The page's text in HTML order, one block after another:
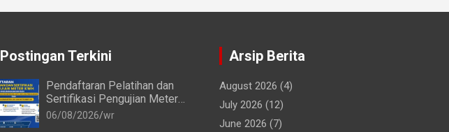
Postingan Terkini
Pendaftaran Pelatihan dan
Sertifikasi Pengujian Meter
kWh bagi Mahasiswa dan
06/08/2026 wr
Arsip Berita
August 2026 (4)
July 2026 (12)
June 2026 (7)